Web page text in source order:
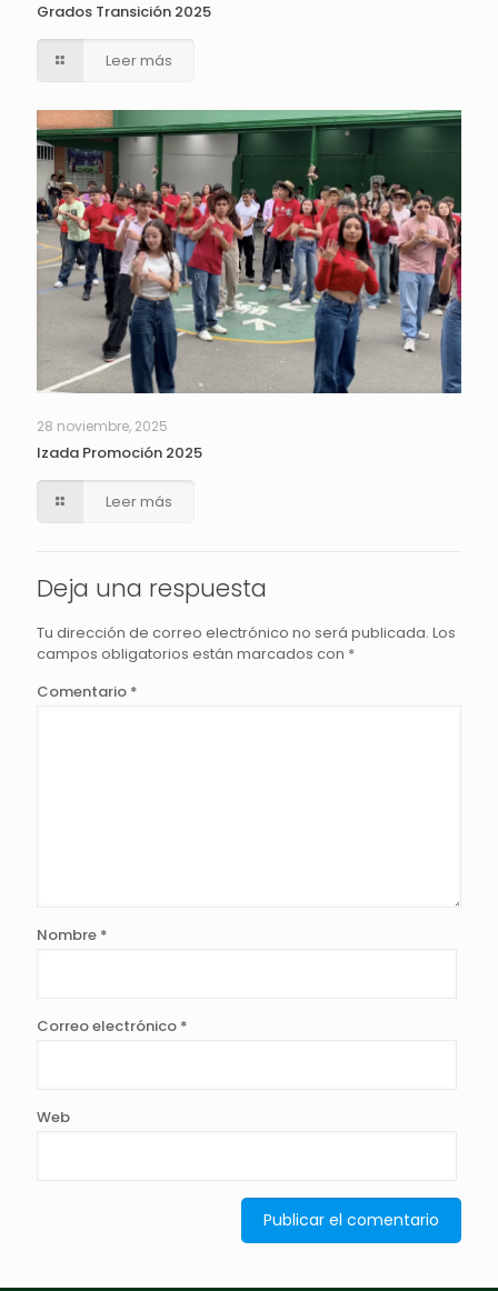
Grados Transición 2025
Leer más
28 noviembre, 2025
Izada Promoción 2025
Leer más
Deja una respuesta
Tu dirección de correo electrónico no será publicada. Los
campos obligatorios están marcados con *
Comentario *
Nombre *
Correo electrónico *
Web